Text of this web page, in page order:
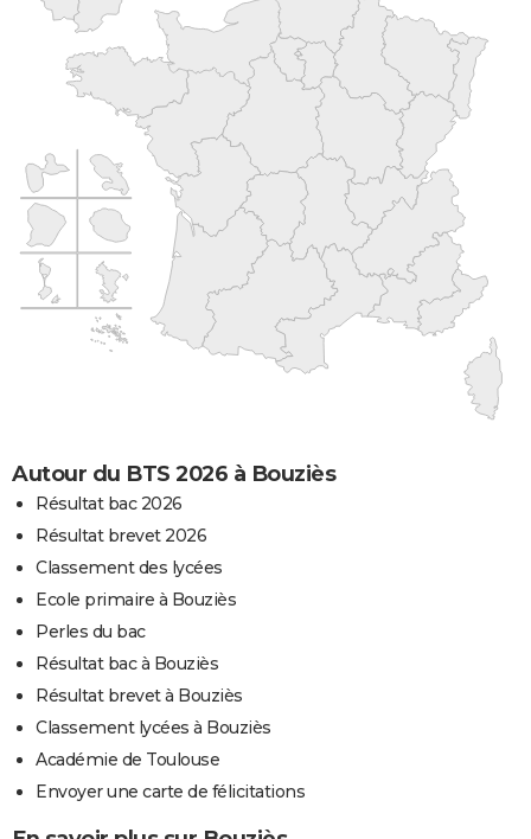
Autour du BTS 2026 à Bouziès
Résultat bac 2026
Résultat brevet 2026
Classement des lycées
Ecole primaire à Bouziès
Perles du bac
Résultat bac à Bouziès
Résultat brevet à Bouziès
Classement lycées à Bouziès
Académie de Toulouse
Envoyer une carte de félicitations